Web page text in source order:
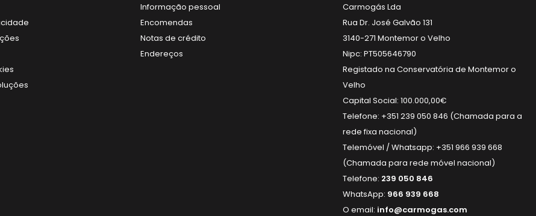
Informação pessoal
Encomendas
Notas de crédito
Endereços
Carmogás Lda
Rua Dr. José Galvão 131
3140-271 Montemor o Velho
Nipc: PT505646790
Registado na Conservatória de Montemor o
Velho
Capital Social: 100.000,00€
Telefone: +351 239 050 846 (Chamada para a
rede fixa nacional)
Telemóvel / Whatsapp: +351 966 939 668
(Chamada para rede móvel nacional)
Telefone: 239 050 846
WhatsApp: 966 939 668
O email: info@carmogas.com